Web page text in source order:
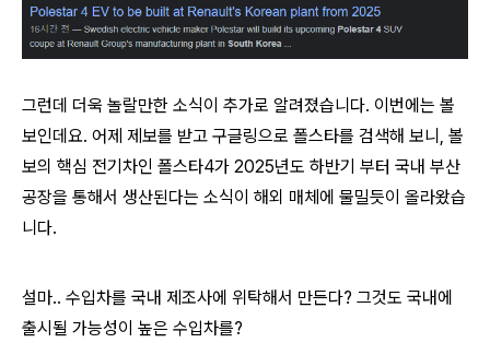
그런데 더욱 놀랄만한 소식이 추가로 알려졌습니다. 이번에는 볼
보인데요. 어제 제보를 받고 구글링으로 폴스타를 검색해 보니, 볼
보의 핵심 전기차인 폴스타4가 2025년도 하반기 부터 국내 부산
공장을 통해서 생산된다는 소식이 해외 매체에 물밀듯이 올라왔습
니다.
설마.. 수입차를 국내 제조사에 위탁해서 만든다? 그것도 국내에
출시될 가능성이 높은 수입차를?